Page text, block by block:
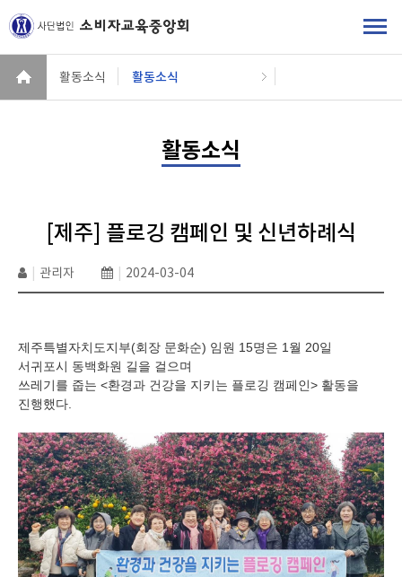
활동소식 활동소식
활동소식
[제주] 플로깅 캠페인 및 신년하례식
관리자 2024-03-04
제주특별자치도지부(회장 문화순) 임원 15명은 1 월 20일
서귀포시 동백화원 길을 걸으며
쓰레기를 줍는 <환경과 건강을 지키는 플로깅 캠페인> 활동을
진행했다